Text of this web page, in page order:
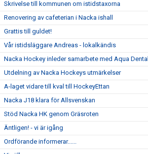
Skrivelse till kommunen om istidstaxorna
Renovering av cafeterian i Nacka ishall
Grattis till guldet!
Vår istidsläggare Andreas - lokalkändis
Nacka Hockey inleder samarbete med Aqua Dental
Utdelning av Nacka Hockeys utmärkelser
A-laget vidare till kval till HockeyEttan
Nacka J18 klara för Allsvenskan
Stöd Nacka HK genom Gräsroten
Äntligen! - vi är igång
Ordförande informerar......